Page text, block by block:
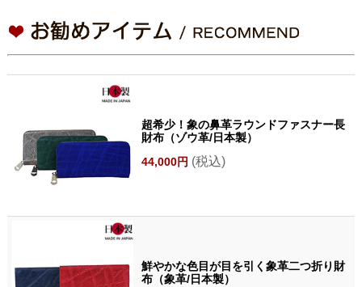
超希少！象の鼻革ラウンドファスナー長
財布（ゾウ革/日本製）
44,000円 (税込)
鮮やかな色目が目を引く象革二つ折り財
布（象革/日本製）